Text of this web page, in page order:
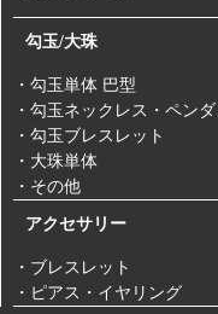
勾玉/大珠
・勾玉単体 巴型
・勾玉ネックレス・ペンダ
・勾玉ブレスレット
・大珠単体
・その他
アクセサリー
・ブレスレット
・ピアス・イヤリング